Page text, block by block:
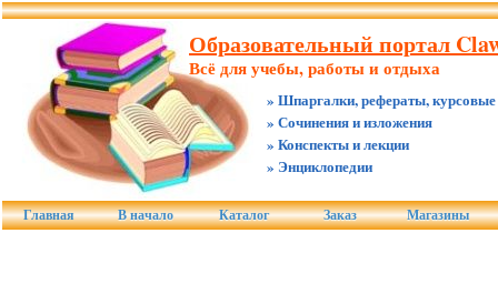
Образовательный портал
Всё для учебы, работы и отдыха
» Шпаргалки, рефераты, курсовые
» Сочинения и изложения
» Конспекты и лекции
» Энциклопедии
Главная В начало Каталог Заказ Магазины